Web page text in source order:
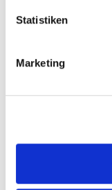
Statistiken
Marketing